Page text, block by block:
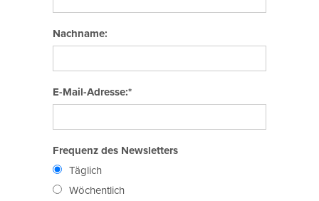
Nachname:
E-Mail-Adresse:*
Frequenz des Newsletters
Täglich
Wöchentlich